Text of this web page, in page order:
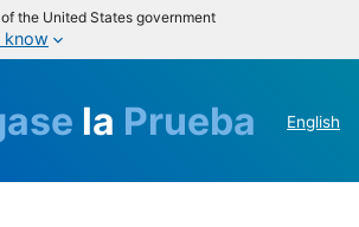
the United States government
know
la Prueba English